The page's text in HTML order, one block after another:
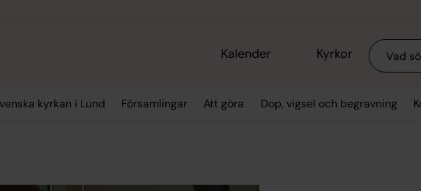
Kalender Kyrkor Sök
kyrkan i Lund Församlingar Att göra Dop, vigsel och begravning